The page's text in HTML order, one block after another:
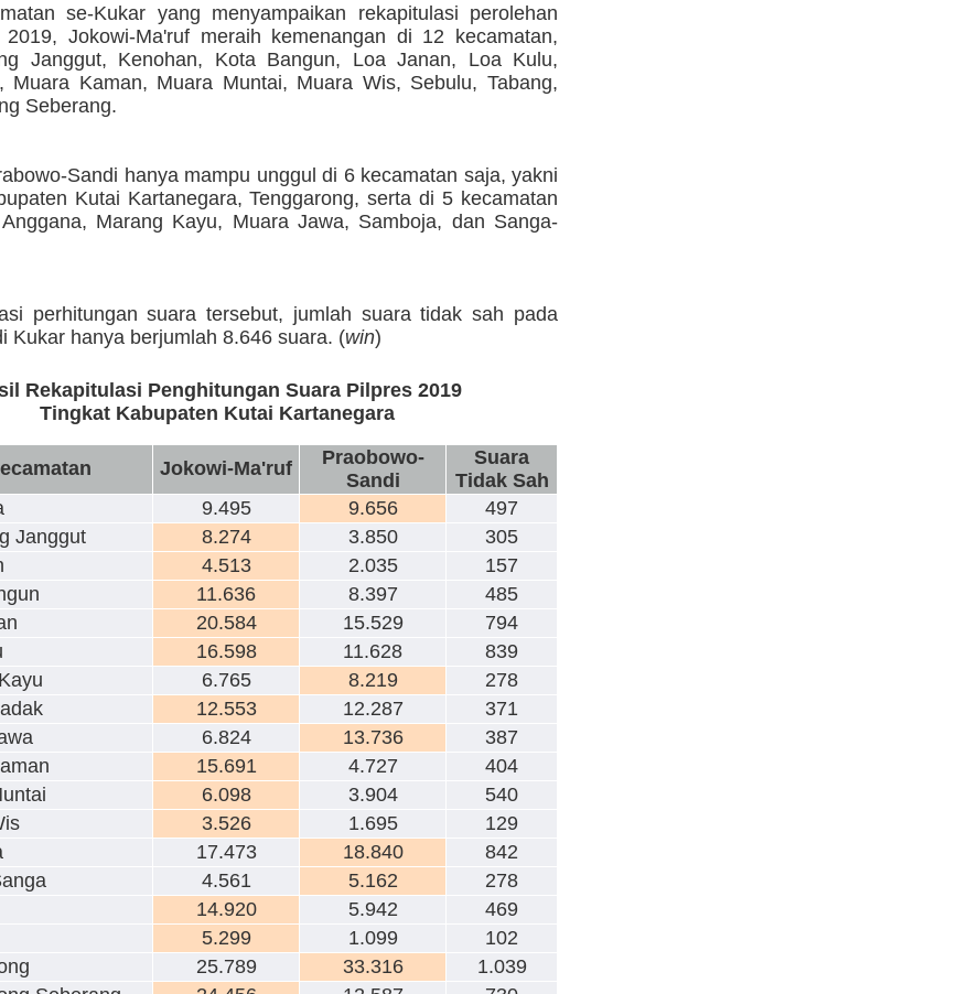
se-Kukar yang menyampaikan rekapitulasi perolehan
Jokowi-Ma'ruf meraih kemenangan di 12 kecamatan,
Janggut, Kenohan, Kota Bangun, Loa Janan, Loa Kulu,
Muara Kaman, Muara Muntai, Muara Wis, Sebulu, Tabang,
Seberang.
Sandi hanya mampu unggul di 6 kecamatan saja, yakni
Kutai Kartanegara, Tenggarong, serta di 5 kecamatan
Marang Kayu, Muara Jawa, Samboja, dan Sanga-
perhitungan suara tersebut, jumlah suara tidak sah pada
Kukar hanya berjumlah 8.646 suara. (win)
Rekapitulasi Penghitungan Suara Pilpres 2019
Tingkat Kabupaten Kutai Kartanegara
Jokowi-Ma'ruf
Praobowo-
Sandi
Suara
Tidak Sah
9.495 9.656
497
Janggut 8.274 3.850
305
4.513 2.035
157
11.636 8.397
485
20.584 15.529
794
16.598 11.628
839
6.765 8.219
278
12.553 12.287
371
6.824 13.736
387
15.691 4.727
404
6.098 3.904
540
3.526 1.695
129
17.473 18.840
842
4.561 5.162
278
14.920 5.942
469
5.299 1.099
102
25.789 33.316
1.039